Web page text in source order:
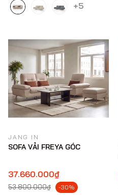
+5
JANG IN
SOFA VẢI FREYA GÓC
37.660.000₫
53.800.000₫ -30%